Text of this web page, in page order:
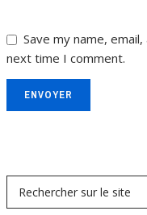
Save my name,
next time I comment.
ENVOYER